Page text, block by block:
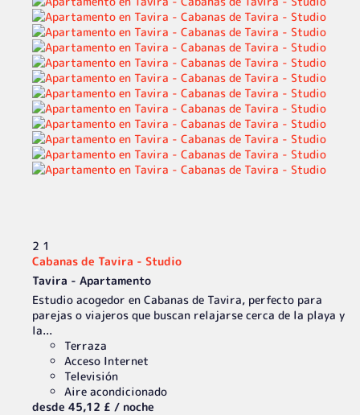
2 1
Cabanas de Tavira - Studio
Tavira - Apartamento
Estudio acogedor en Cabanas de Tavira, perfecto para
parejas o viajeros que buscan relajarse cerca de la playa y
la...
Terraza
Acceso Internet
Televisión
Aire acondicionado
desde 45,12 £ / noche